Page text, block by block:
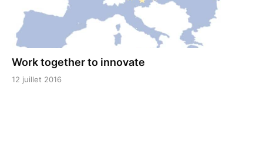
Work together to innovate
12 juillet 2016